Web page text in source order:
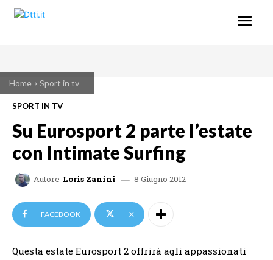
Home Sport in tv
SPORT IN TV
Su Eurosport 2 parte l’estate
con Intimate Surfing
Autore Loris Zanini 8 Giugno 2012
FACEBOOK X
Questa estate Eurosport 2 offrirà agli appassionati